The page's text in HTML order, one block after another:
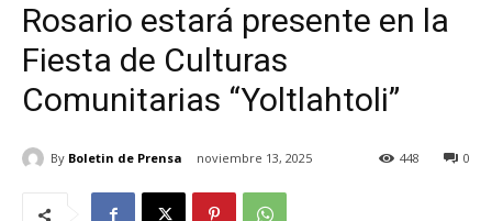
Rosario estará presente en la
Fiesta de Culturas
Comunitarias “Yoltlahtoli”
By Boletin de Prensa noviembre 13, 2025 0
448